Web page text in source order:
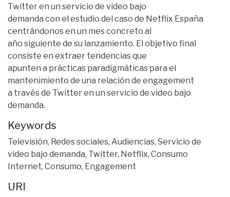
Twitter en un servicio de video bajo
demanda con el estudio del caso de Netflix España
centrándonos en un mes concreto al
año siguiente de su lanzamiento. El objetivo final
consiste en extraer tendencias que
apunten a prácticas paradigmáticas para el
mantenimiento de una relación de engagement
a través de Twitter en un servicio de video bajo
demanda.
Keywords
Televisión, Redes sociales, Audiencias, Servicio de
video bajo demanda, Twitter, Netflix, Consumo
Internet, Consumo, Engagement
URI